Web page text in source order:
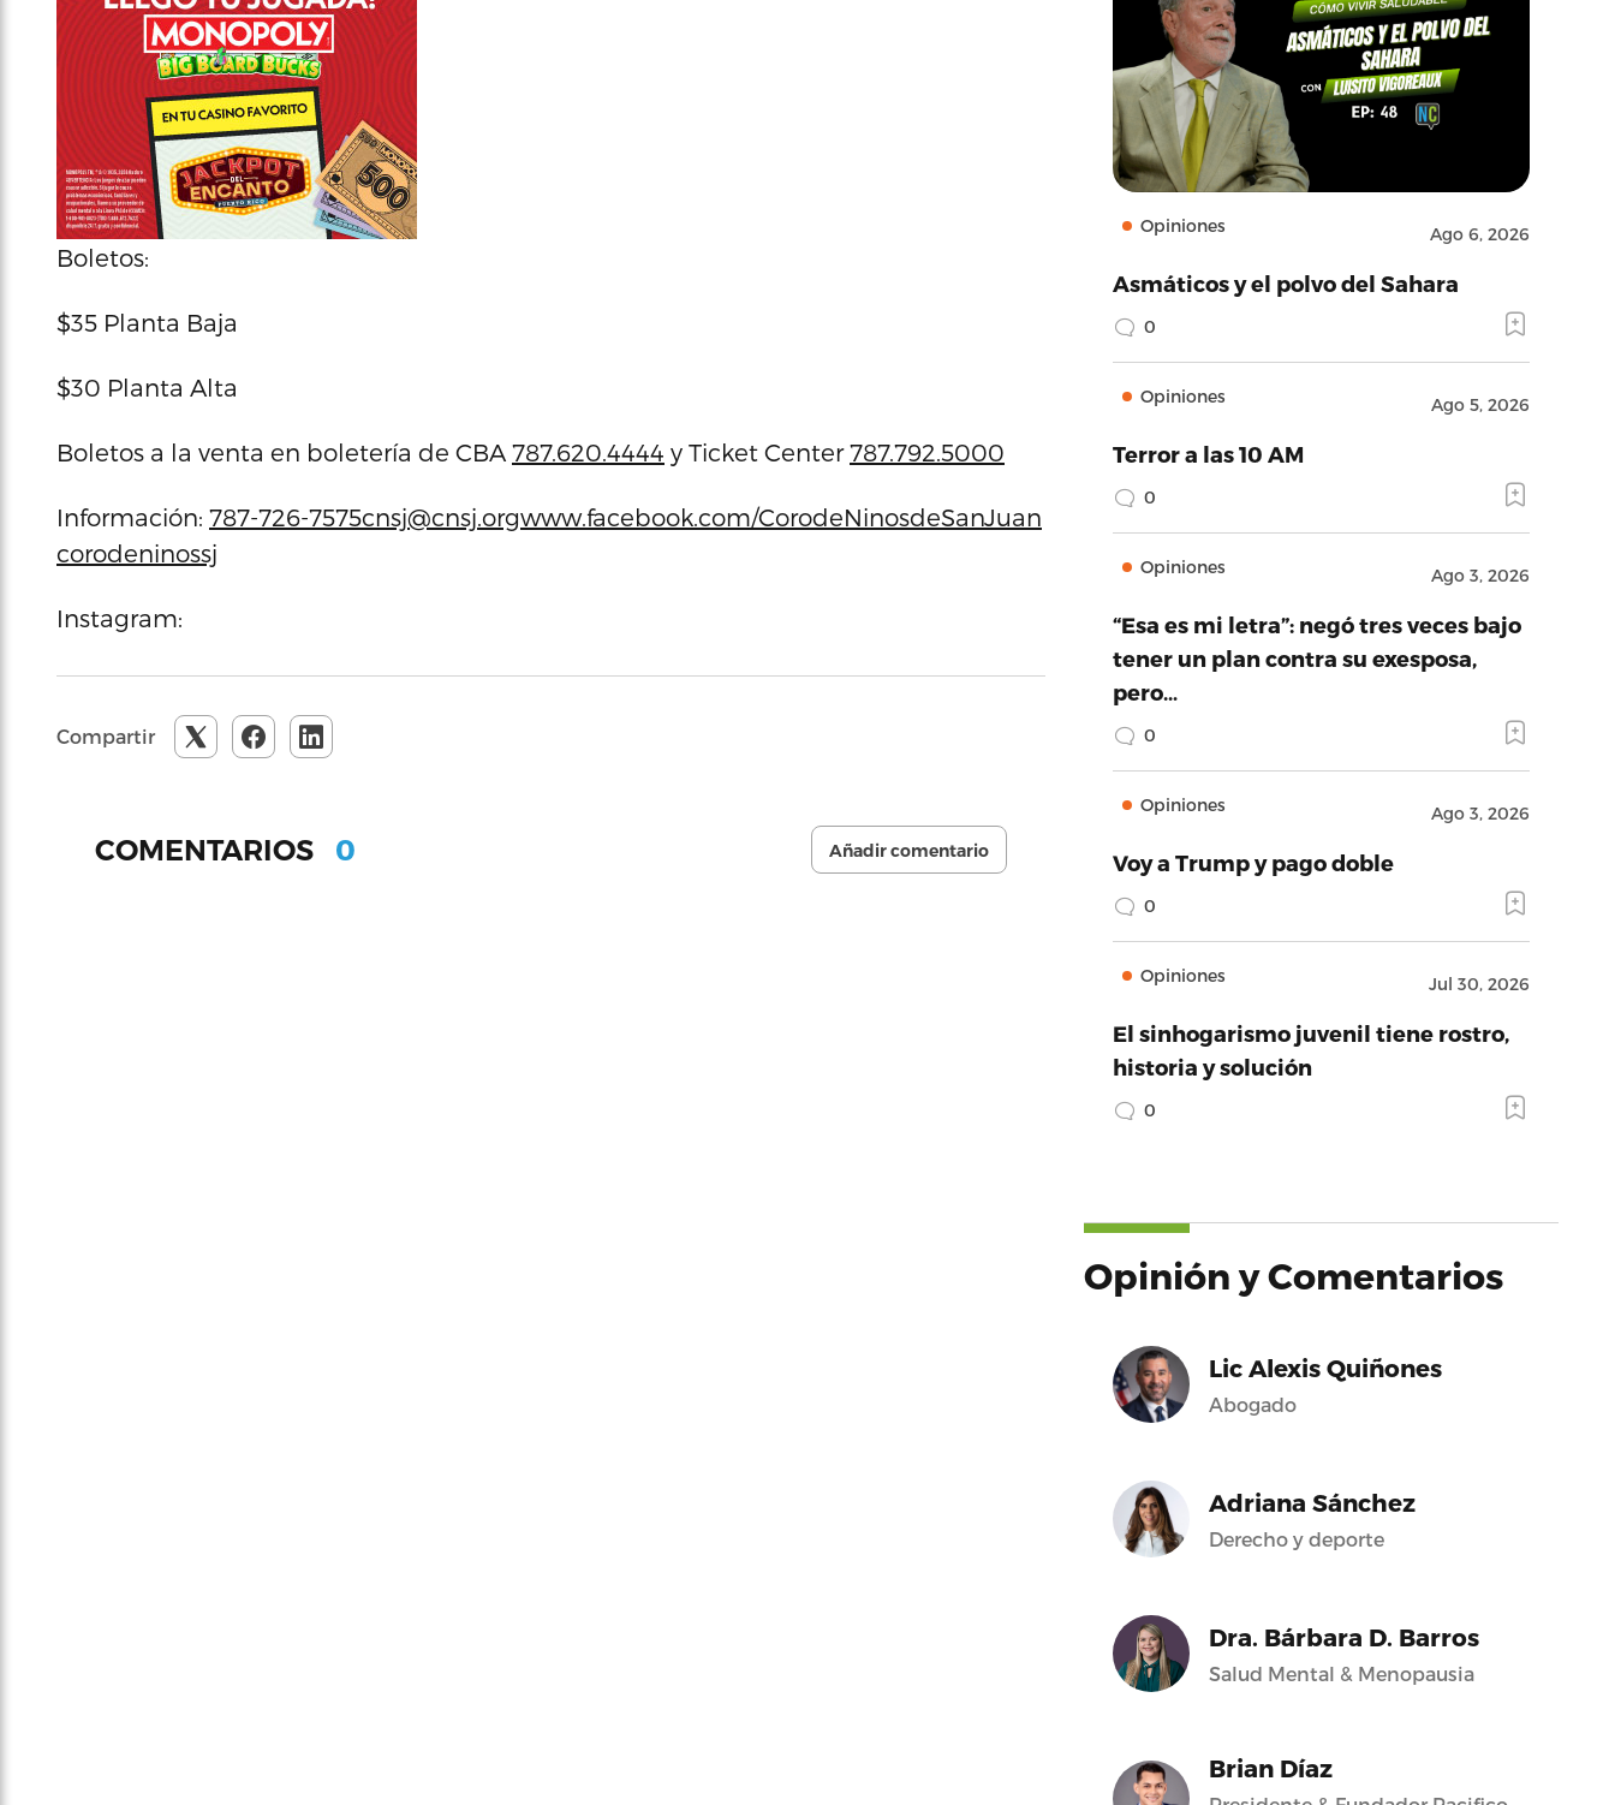
Boletos:
$35 Planta Baja
$30 Planta Alta
Boletos a la venta en boletería de CBA 787.620.4444 y Ticket Center787.792.5000
Información: 787-726-7575cnsj@cnsj.orgwww.facebook.com/CorodeNinosdeSanJuan
corodeninossj
Instagram:
Compartir
COMENTARIOS 0 Añadir comentario
Opiniones Ago 6, 2026
Asmáticos y el polvo del Sahara
0
Opiniones Ago 5, 2026
Terror a las 10 AM
0
Opiniones Ago 3, 2026
“Esa es mi letra”: negó tres veces bajo
tener un plan contra su exesposa,
pero…
0
Opiniones Ago 3, 2026
Voy a Trump y pago doble
0
Opiniones Jul 30, 2026
El sinhogarismo juvenil tiene rostro,
historia y solución
0
Opinión y Comentarios
Lic Alexis Quiñones
Abogado
Adriana Sánchez
Derecho y deporte
Dra. Bárbara D. Barros
Salud Mental & Menopausia
Brian Díaz